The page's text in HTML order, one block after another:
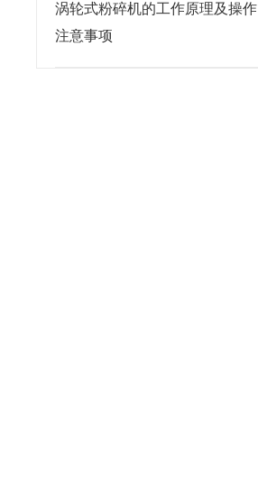
涡轮式粉碎机的工作原理及操作
注意事项